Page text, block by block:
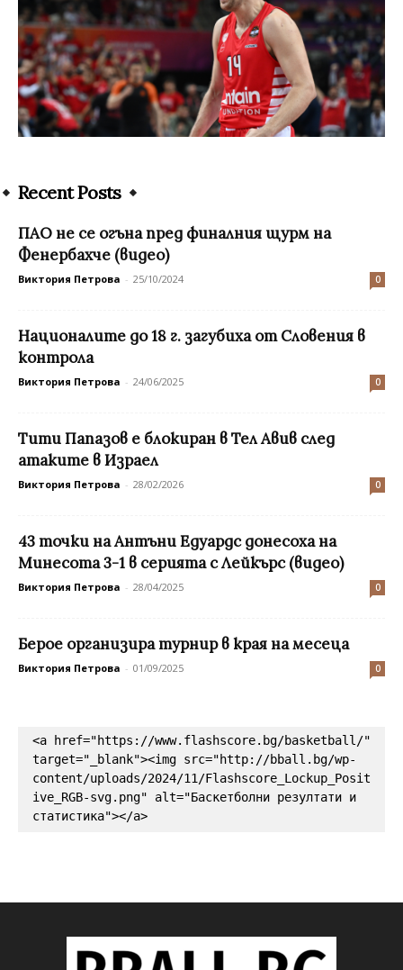
Recent Posts
ПАО не се огъна пред финалния щурм на
Фенербахче (видео)
Виктория Петрова - 25/10/2024 0
Националите до 18 г. загубиха от Словения в
контрола
Виктория Петрова - 24/06/2025 0
Тити Папазов е блокиран в Тел Авив след
атаките в Израел
Виктория Петрова - 28/02/2026 0
43 точки на Антъни Едуардс донесоха на
Минесота 3-1 в серията с Лейкърс (видео)
Виктория Петрова - 28/04/2025 0
Берое организира турнир в края на месеца
Виктория Петрова - 01/09/2025 0
<a href="https://www.flashscore.bg/basketball/"
target="_blank"><img src="http://bball.bg/wp-
content/uploads/2024/11/Flashscore_Lockup_Posit
ive_RGB-svg.png" alt="Баскетболни резултати и
статистика"></a>